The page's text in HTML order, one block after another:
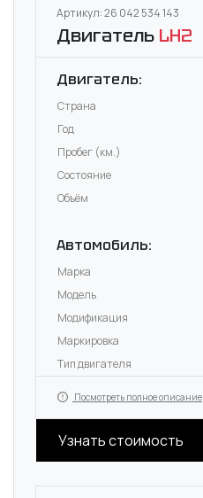
Артикул: 26 042 534 143
Двигатель LH2
Двигатель:
Страна
Год
Пробег (км.)
Состояние
Объём
Автомобиль:
Марка
Модель
Модификация
Маркировка
Тип двигателя
Посмотреть полное описание
Узнать стоимость